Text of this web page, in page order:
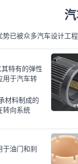
已被众多汽车设计工程
特有的弹性
用于汽车转
材料制成的
转向系统
于油门和刹